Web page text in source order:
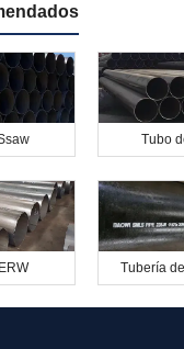
Tubo
Tubería